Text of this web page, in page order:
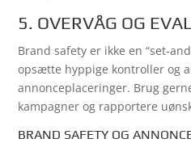
5. OVERVÅG OG
Brand safety er ikke en “set-
opsætte hyppige kontroller og
annonceplaceringer. Brug
kampagner og rapportere
BRAND SAFETY OG